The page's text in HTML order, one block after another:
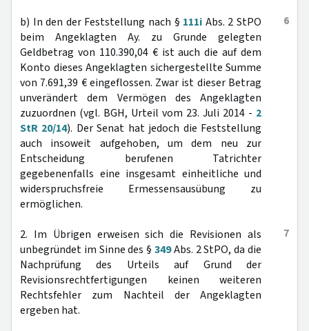
6
b) In den der Feststellung nach § 111i Abs. 2 StPO
beim Angeklagten Ay. zu Grunde gelegten
Geldbetrag von 110.390,04 € ist auch die auf dem
Konto dieses Angeklagten sichergestellte Summe
von 7.691,39 € eingeflossen. Zwar ist dieser Betrag
unverändert dem Vermögen des Angeklagten
zuzuordnen (vgl. BGH, Urteil vom 23. Juli 2014 - 2
StR 20/14). Der Senat hat jedoch die Feststellung
auch insoweit aufgehoben, um dem neu zur
Entscheidung berufenen Tatrichter
gegebenenfalls eine insgesamt einheitliche und
widerspruchsfreie Ermessensausübung zu
ermöglichen.
7
2. Im Übrigen erweisen sich die Revisionen als
unbegründet im Sinne des § 349Abs. 2 StPO, da die
Nachprüfung des Urteils auf Grund der
Revisionsrechtfertigungen keinen weiteren
Rechtsfehler zum Nachteil der Angeklagten
ergeben hat.